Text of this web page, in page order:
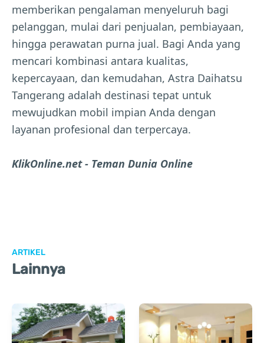
memberikan pengalaman menyeluruh bagi
pelanggan, mulai dari penjualan, pembiayaan,
hingga perawatan purna jual. Bagi Anda yang
mencari kombinasi antara kualitas,
kepercayaan, dan kemudahan, Astra Daihatsu
Tangerang adalah destinasi tepat untuk
mewujudkan mobil impian Anda dengan
layanan profesional dan terpercaya.
KlikOnline.net - Teman Dunia Online
ARTIKEL
Lainnya